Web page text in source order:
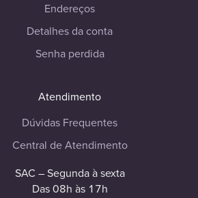
Endereços
Detalhes da conta
Senha perdida
Atendimento
Dúvidas Frequentes
Central de Atendimento
SAC – Segunda à sexta
Das 08h às 17h